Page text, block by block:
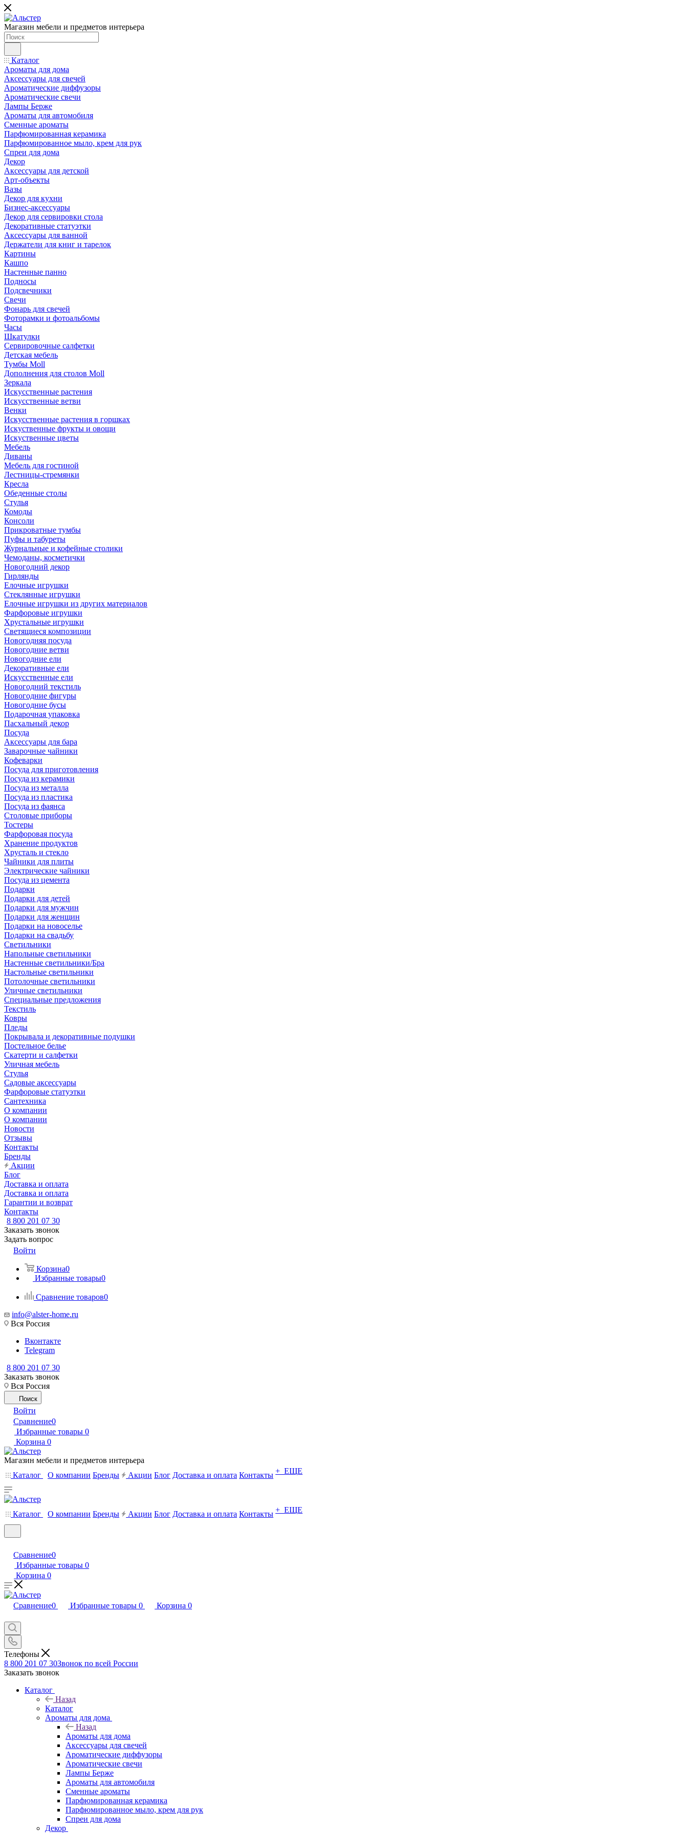
Магазин мебели и предметов интерьера
Каталог
Ароматы для дома
Аксессуары для свечей
Ароматические диффузоры
Ароматические свечи
Лампы Берже
Ароматы для автомобиля
Сменные ароматы
Парфюмированная керамика
Парфюмированное мыло, крем для рук
Спреи для дома
Декор
Аксессуары для детской
Арт-объекты
Вазы
Декор для кухни
Бизнес-аксессуары
Декор для сервировки стола
Декоративные статуэтки
Аксессуары для ванной
Держатели для книг и тарелок
Картины
Кашпо
Настенные панно
Подносы
Подсвечники
Свечи
Фонарь для свечей
Фоторамки и фотоальбомы
Часы
Шкатулки
Сервировочные салфетки
Детская мебель
Тумбы Moll
Дополнения для столов Moll
Зеркала
Искусственные растения
Искусственные ветви
Венки
Искусственные растения в горшках
Искуственные фрукты и овощи
Искуственные цветы
Мебель
Диваны
Мебель для гостиной
Лестницы-стремянки
Кресла
Обеденные столы
Стулья
Комоды
Консоли
Прикроватные тумбы
Пуфы и табуреты
Журнальные и кофейные столики
Чемоданы, косметички
Новогодний декор
Гирлянды
Елочные игрушки
Стеклянные игрушки
Елочные игрушки из других материалов
Фарфоровые игрушки
Хрустальные игрушки
Светящиеся композиции
Новогодняя посуда
Новогодние ветви
Новогодние ели
Декоративные ели
Искусственные ели
Новогодний текстиль
Новогодние фигуры
Новогодние бусы
Подарочная упаковка
Пасхальный декор
Посуда
Аксессуары для бара
Заварочные чайники
Кофеварки
Посуда для приготовления
Посуда из керамики
Посуда из металла
Посуда из пластика
Посуда из фаянса
Столовые приборы
Тостеры
Фарфоровая посуда
Хранение продуктов
Хрусталь и стекло
Чайники для плиты
Электрические чайники
Посуда из цемента
Подарки
Подарки для детей
Подарки для мужчин
Подарки для женщин
Подарки на новоселье
Подарки на свадьбу
Светильники
Напольные светильники
Настенные светильники/Бра
Настольные светильники
Потолочные светильники
Уличные светильники
Специальные предложения
Текстиль
Ковры
Пледы
Покрывала и декоративные подушки
Постельное белье
Скатерти и салфетки
Уличная мебель
Стулья
Садовые аксессуары
Фарфоровые статуэтки
Сантехника
О компании
О компании
Новости
Отзывы
Контакты
Бренды
Акции
Блог
Доставка и оплата
Доставка и оплата
Гарантии и возврат
Контакты
8 800 201 07 30
Заказать звонок
Задать вопрос
Войти
Корзина0
Избранные товары0
Сравнение товаров0
info@alster-home.ru
Вся Россия
Вконтакте
Telegram
8 800 201 07 30
Заказать звонок
Вся Россия
Поиск
Войти
Сравнение0
Избранные товары 0
Корзина 0
Магазин мебели и предметов интерьера
Каталог
О компании Бренды Акции Блог Доставка и оплата Контакты + ЕЩЕ
Каталог О компании Бренды Акции Блог Доставка и оплата Контакты + ЕЩЕ
Сравнение0
Избранные товары 0
Корзина 0
Сравнение0 Избранные товары 0 Корзина 0
Телефоны
8 800 201 07 30Звонок по всей России
Заказать звонок
Каталог
Назад
Каталог
Ароматы для дома
Назад
Ароматы для дома
Аксессуары для свечей
Ароматические диффузоры
Ароматические свечи
Лампы Берже
Ароматы для автомобиля
Сменные ароматы
Парфюмированная керамика
Парфюмированное мыло, крем для рук
Спреи для дома
Декор